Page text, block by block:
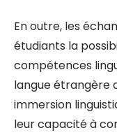
En outre, les
étudiants la
compétences
langue étrangère
immersion
leur capacité à